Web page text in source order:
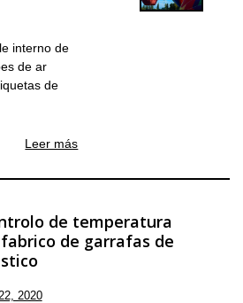
interno de
de ar
de
Leer más
de temperatura
de garrafas de
2020